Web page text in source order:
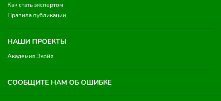
Как стать экспертом
Правила публикации
НАШИ ПРОЕКТЫ
Академия Экойя
СООБЩИТЕ НАМ ОБ ОШИБКЕ